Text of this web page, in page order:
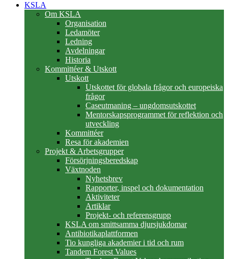
KSLA
Om KSLA
Organisation
Ledamöter
Ledning
Avdelningar
Historia
Kommittéer & Utskott
Utskott
Utskottet för globala frågor och europeiska
frågor
Caseutmaning – ungdomsutskottet
Mentorskapsprogrammet för reflektion och
utveckling
Kommittéer
Resa för akademien
Projekt & Arbetsgrupper
Försörjningsberedskap
Växtnoden
Nyhetsbrev
Rapporter, inspel och dokumentation
Aktiviteter
Artiklar
Projekt- och referensgrupp
KSLA om smittsamma djursjukdomar
Antibiotikaplattformen
Tio kungliga akademier i tid och rum
Tandem Forest Values